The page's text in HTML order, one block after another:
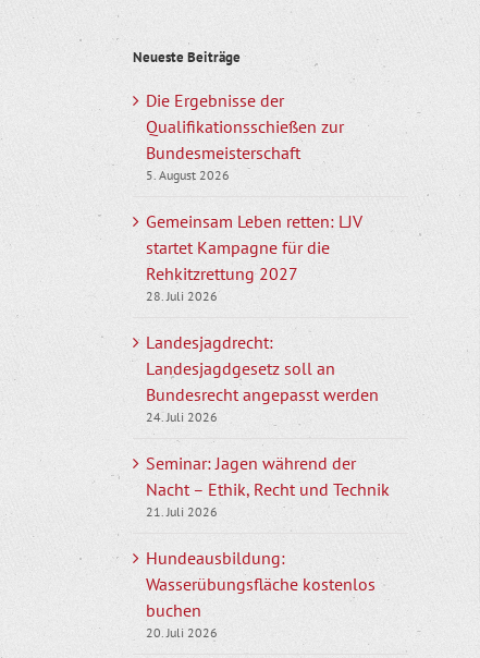
Neueste Beiträge
Die Ergebnisse der
Qualifikationsschießen zur
Bundesmeisterschaft
5. August 2026
Gemeinsam Leben retten: LJV
startet Kampagne für die
Rehkitzrettung 2027
28. Juli 2026
Landesjagdrecht:
Landesjagdgesetz soll an
Bundesrecht angepasst werden
24. Juli 2026
Seminar: Jagen während der
Nacht – Ethik, Recht und Technik
21. Juli 2026
Hundeausbildung:
Wasserübungsfläche kostenlos
buchen
20. Juli 2026